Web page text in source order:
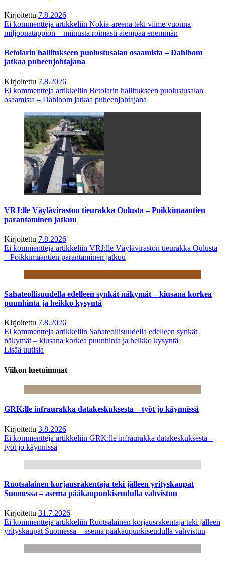
Kirjoitettu 7.8.2026
Ei kommentteja artikkeliin Nokia-areena teki viime vuonna
miljoonatappion – miinusta roimasti aiempaa enemmän
Betolarin hallitukseen puolustusalan osaamista – Dahlbom
jatkaa puheenjohtajana
Kirjoitettu 7.8.2026
Ei kommentteja artikkeliin Betolarin hallitukseen puolustusalan
osaamista – Dahlbom jatkaa puheenjohtajana
VRJ:lle Väyläviraston tieurakka Oulusta – Poikkimaantien
parantaminen jatkuu
Kirjoitettu 7.8.2026
Ei kommentteja artikkeliin VRJ:lle Väyläviraston tieurakka Oulusta
– Poikkimaantien parantaminen jatkuu
Sahateollisuudella edelleen synkät näkymät – kiusana korkea
puunhinta ja heikko kysyntä
Kirjoitettu 7.8.2026
Ei kommentteja artikkeliin Sahateollisuudella edelleen synkät
näkymät – kiusana korkea puunhinta ja heikko kysyntä
Lisää uutisia
Viikon luetuimmat
GRK:lle infraurakka datakeskuksesta – työt jo käynnissä
Kirjoitettu 3.8.2026
Ei kommentteja artikkeliin GRK:lle infraurakka datakeskuksesta –
työt jo käynnissä
Ruotsalainen korjausrakentaja teki jälleen yrityskaupat
Suomessa – asema pääkaupunkiseudulla vahvistuu
Kirjoitettu 31.7.2026
Ei kommentteja artikkeliin Ruotsalainen korjausrakentaja teki jälleen
yrityskaupat Suomessa – asema pääkaupunkiseudulla vahvistuu